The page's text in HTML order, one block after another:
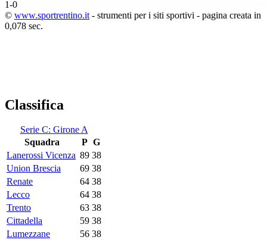
1-0
© www.sportrentino.it - strumenti per i siti sportivi - pagina creata in
0,078 sec.
Classifica
Serie C: Girone A
Squadra
P G
Lanerossi Vicenza 89 38
Union Brescia
69 38
Renate
64 38
Lecco
64 38
Trento
63 38
Cittadella
59 38
Lumezzane
56 38